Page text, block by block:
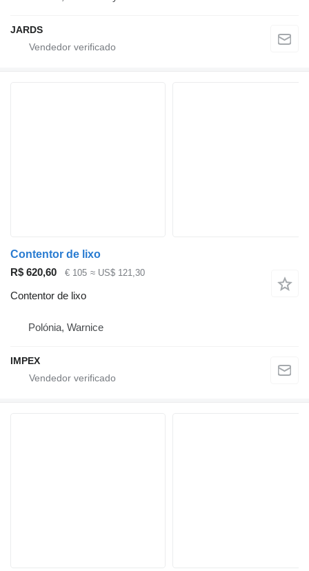
JARDS
Contentor de lixo
R$ 620,60
€ 105 ≈ US$ 121,30
Contentor de lixo
Polónia, Warnice
IMPEX